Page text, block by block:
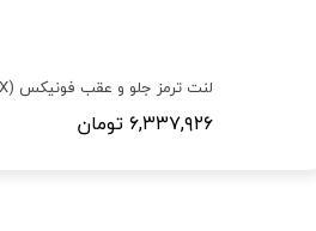
۶,۳۳۷,۹۲۶ تومان